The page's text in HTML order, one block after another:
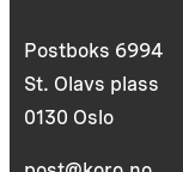
Postboks 6994
St. Olavs plass
0130 Oslo